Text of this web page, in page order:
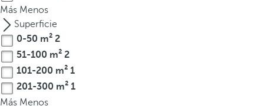
,
p
u
e
d
e
s
Más Menos
Superficie
0-50 m² 2
51-100 m² 2
101-200 m² 1
201-300 m² 1
Más Menos